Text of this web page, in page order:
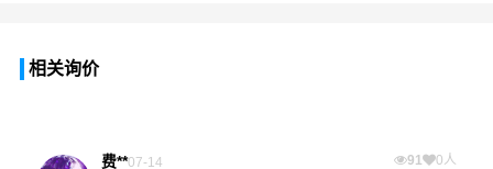
相关询价
费**07-14 91 0人